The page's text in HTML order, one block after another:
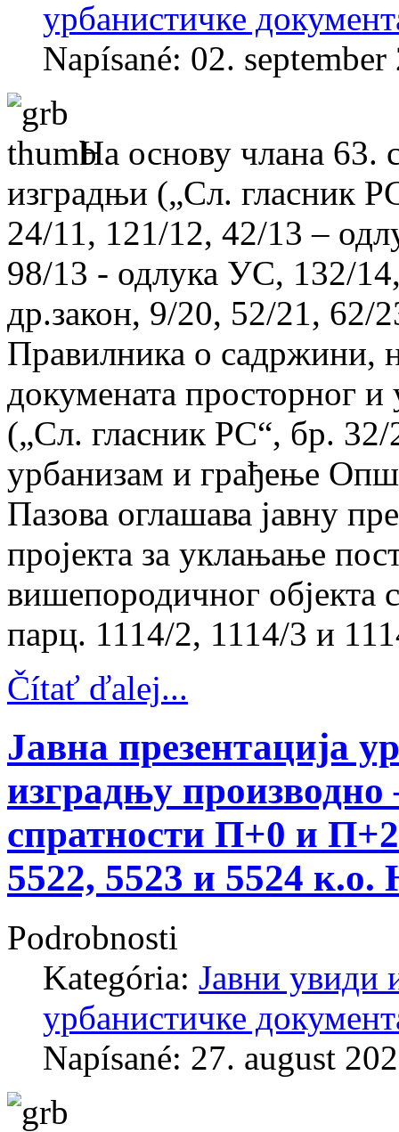
урбанистичке
Napísané: 02. september
На основу члана 63.
изградњи („Сл. гласник
24/11, 121/12, 42/13 –
98/13 - одлука УС, 132/
др.закон, 9/20, 52/21, 62/
Правилника о садржини,
докумената просторног
(„Сл. гласник РС“, бр.
урбанизам и грађење
Пазова оглашава јавну
пројекта за уклањање
вишепородичног објекта
парц. 1114/2, 1114/3 и
Čítať ďalej...
Јавна презентација
изградњу производно
спратности П+0 и
5522, 5523 и 5524 к.о.
Podrobnosti
Kategória: Јавни увиди
урбанистичке
Napísané: 27. august